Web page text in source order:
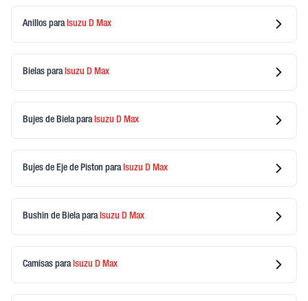
Anillos para Isuzu D Max
Bielas para Isuzu D Max
Bujes de Bielapara Isuzu D Max
Bujes de Eje de Piston para Isuzu D Max
Bushin de Bielapara Isuzu D Max
Camisas para Isuzu D Max